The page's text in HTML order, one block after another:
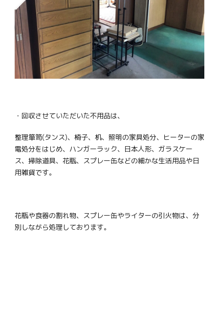
・回収させていただいた不用品は、
整理箪笥(タンス)、椅子、机、照明の家具処分、ヒーターの家
電処分をはじめ、ハンガーラック、日本人形、ガラスケー
ス、掃除道具、花瓶、スプレー缶などの細かな生活用品や日
用雑貨です。
花瓶や食器の割れ物、スプレー缶やライターの引火物は、分
別しながら処理しております。